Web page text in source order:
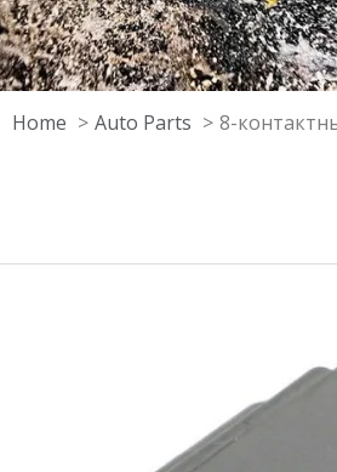
Home Auto Parts 8-